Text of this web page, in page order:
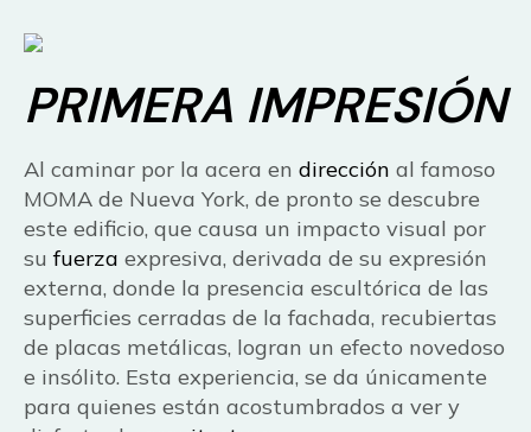
PRIMERA IMPRESIÓN
Al caminar por la acera en dirección al famoso
MOMA de Nueva York, de pronto se descubre
este edificio, que causa un impacto visual por
sufuerza expresiva, derivada de su expresión
externa, donde la presencia escultórica de las
superficies cerradas de la fachada, recubiertas
de placas metálicas, logran un efecto novedoso
e insólito. Esta experiencia, se da únicamente
para quienes están acostumbrados a ver y